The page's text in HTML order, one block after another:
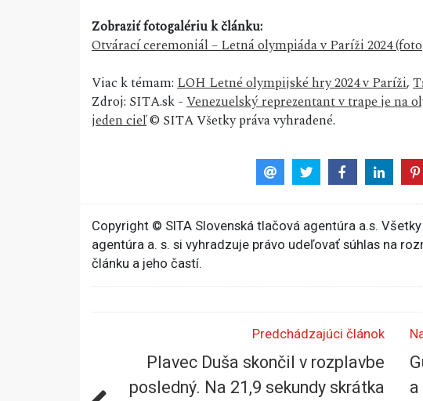
Zobraziť fotogalériu k článku:
Otvárací ceremoniál – Letná olympiáda v Paríži 2024
Viac k témam:LOH Letné olympijské hry 2024 v Paríži,
Zdroj: SITA.sk -Venezuelský reprezentant v trape je na
jeden cieľ© SITA Všetky práva vyhradené.
Copyright © SITA Slovenská tlačová agentúra a.s.
agentúra a. s. si vyhradzuje právo udeľovať súhlas na
článku a jeho častí.
Predchádzajúci článok
Plavec Duša skončil v rozplavbe
posledný. Na 21,9 sekundy skrátka